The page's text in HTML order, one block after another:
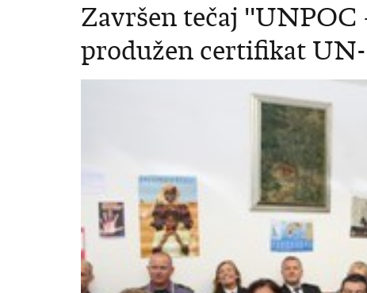
Završen tečaj ''UNPOC
produžen certifikat